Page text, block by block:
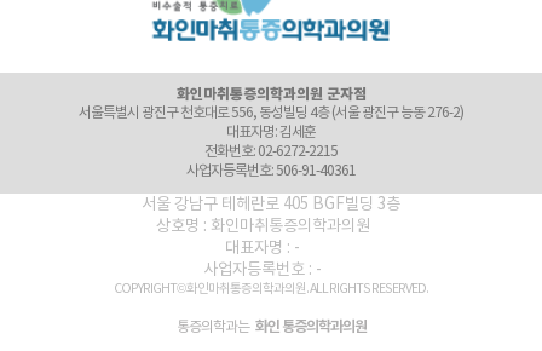
서울 종로구 새문안로 82 에스타워 지하 1층 (서울 종로구 신문로1가 116)
대표자명: 권정은
화인마취통증의학과의원 군자점
서울특별시 광진구 천호대로 556, 동성빌딩 4층 (서울 광진구 능동 276-2)
대표자명: 김세훈
전화번호: 02-6272-2215
사업자등록번호: 506-91-40361
화인마취통증의학과의원 마포점
서울 마포구 마포대로 52 고려아카데미텔2 3층 (서울 마포구 도화동 36)
대표자명: 김달용
전화번호: 02-6246-8275
사업자등록번호: 464-95-00059
서울 강북구 도봉로 40 대경빌딩 7층 (서울 강북구 미아동 35-20)
대표자명: 정승민
서울 강남구 테헤란로 405 BGF빌딩 3층
상호명 : 화인마취통증의학과의원
대표자명 : -
사업자등록번호 : -
COPYRIGHT© 화인마취통증의학과의원. ALL RIGHTS RESERVED.
통증의학과는 화인 통증의학과의원